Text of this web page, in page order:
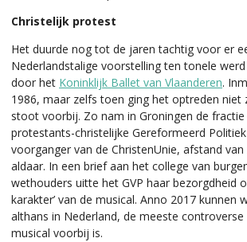
Christelijk protest
Het duurde nog tot de jaren tachtig voor er
Nederlandstalige voorstelling ten tonele
door het Koninklijk Ballet van Vlaanderen.
1986, maar zelfs toen ging het optreden niet
stoot voorbij. Zo nam in Groningen de
protestants-christelijke Gereformeerd
voorganger van de ChristenUnie, afstand
aldaar. In een brief aan het college van
wethouders uitte het GVP haar bezorgdheid
karakter’ van de musical. Anno 2017 kunnen
althans in Nederland, de meeste
musical voorbij is.